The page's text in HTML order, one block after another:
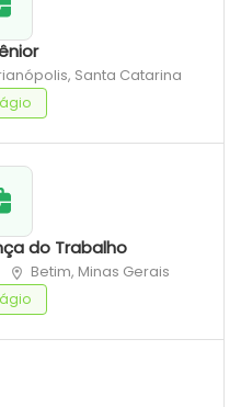
Santa Catarina
do Trabalho
Betim, Minas Gerais